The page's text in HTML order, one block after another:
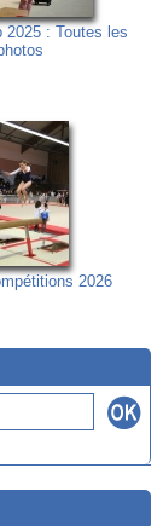
2025 : Toutes les
2026